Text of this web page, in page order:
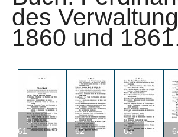
des
1860 und
U
61
62 63